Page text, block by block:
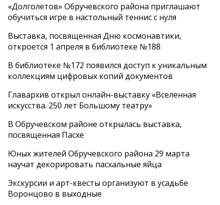
«Долголетов» Обручевского района приглашают
обучиться игре в настольный теннис с нуля
Выставка, посвященная Дню космонавтики,
откроется 1 апреля в библиотеке №188
В библиотеке №172 появился доступ к уникальным
коллекциям цифровых копий документов
Главархив открыл онлайн-выставку «Вселенная
искусства. 250 лет Большому театру»
В Обручевском районе открылась выставка,
посвященная Пасхе
Юных жителей Обручевского района 29 марта
научат декорировать пасхальные яйца
Экскурсии и арт-квесты организуют в усадьбе
Воронцово в выходные